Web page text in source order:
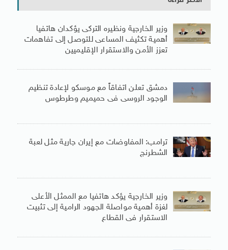
وزير الخارجية ونظيره التركى يؤكدان هاتفيا
أهمية تكثيف المساعى للتوصل إلى تفاهمات
تعزز الأمن والاستقرار الإقليميين
دمشق تعلن اتفاقاً مع موسكو لإعادة تنظيم
الوجود الروسى فى حميميم وطرطوس
ترامب: المفاوضات مع إيران جارية مثل لعبة
الشطرنج
وزير الخارجية يؤكد هاتفيا مع الممثل الأعلى
لغزة أهمية مواصلة الجهود الرامية إلى تثبيت
الاستقرار فى القطاع